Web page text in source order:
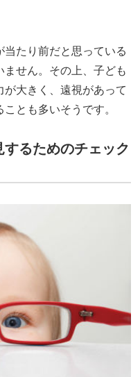
たり前だと思っている
せん。その上、子ども
大きく、遠視があって
とも多いそうです。
るためのチェック